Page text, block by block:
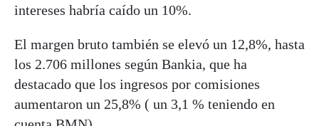
intereses habría caído un 10%.
El margen bruto también se elevó un 12,8%, hasta
los 2.706 millones según Bankia, que ha
destacado que los ingresos por comisiones
aumentaron un 25,8% ( un 3,1 % teniendo en